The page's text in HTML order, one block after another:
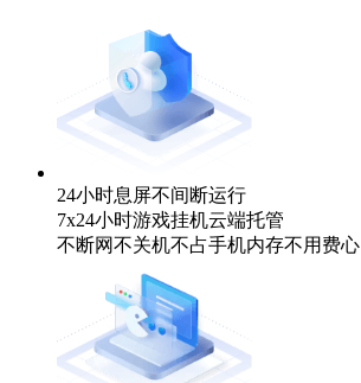
24小时息屏不间断运行
7x24小时游戏挂机云端托管
不断网不关机不占手机内存不用费心